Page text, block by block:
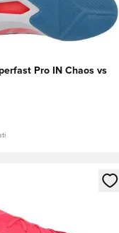
Pro IN Chaos vs
prijavo ali vpis kot član